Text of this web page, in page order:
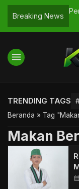
Breaking News
Dipastikan
menu
TRENDING TAGS
Beranda » Tag
Makan
calendar_month